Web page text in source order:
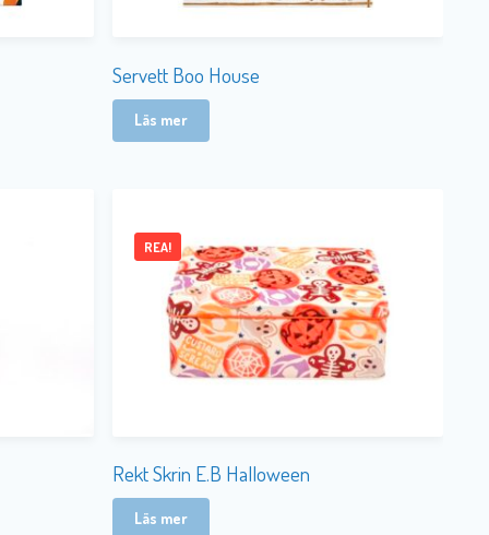
Servett Boo House
Läs mer
Rekt Skrin E.B Halloween
REA!
Läs mer